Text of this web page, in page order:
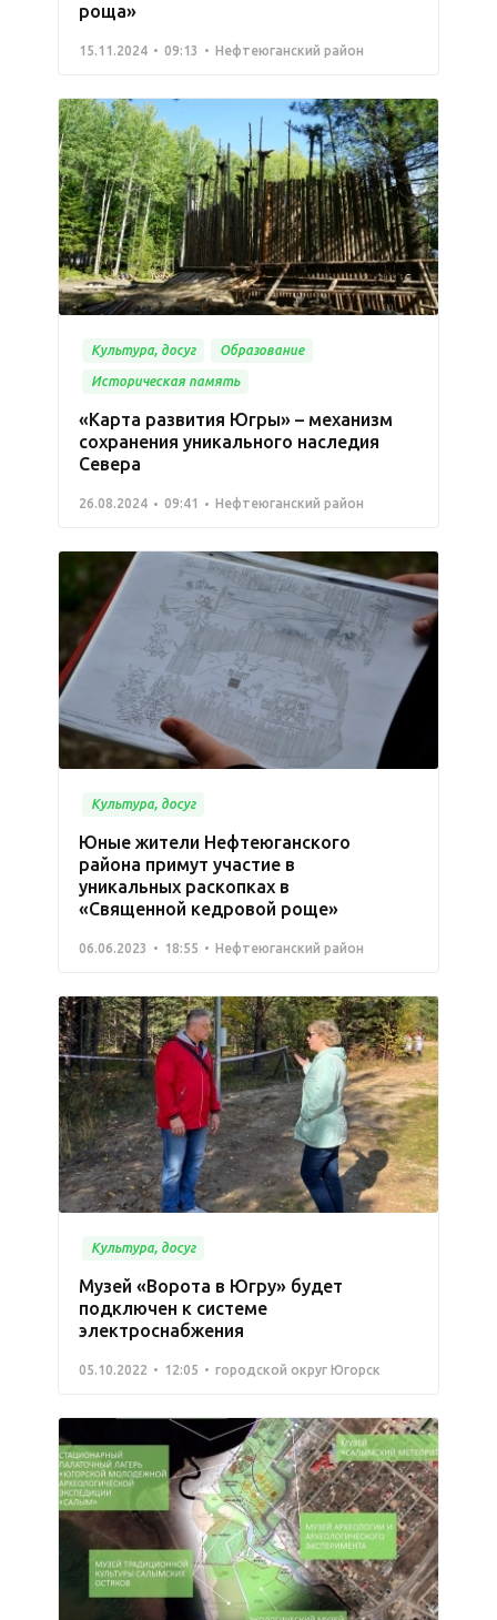
роща»
15.11.2024 09:13 Нефтеюганский район
Культура, досуг Образование
Историческая память
«Карта развития Югры» – механизм
сохранения уникального наследия
Севера
26.08.2024 09:41 Нефтеюганский район
Культура, досуг
Юные жители Нефтеюганского
района примут участие в
уникальных раскопках в
«Священной кедровой роще»
06.06.2023 18:55 Нефтеюганский район
Культура, досуг
Музей «Ворота в Югру» будет
подключен к системе
электроснабжения
05.10.2022 12:05 городской округ Югорск